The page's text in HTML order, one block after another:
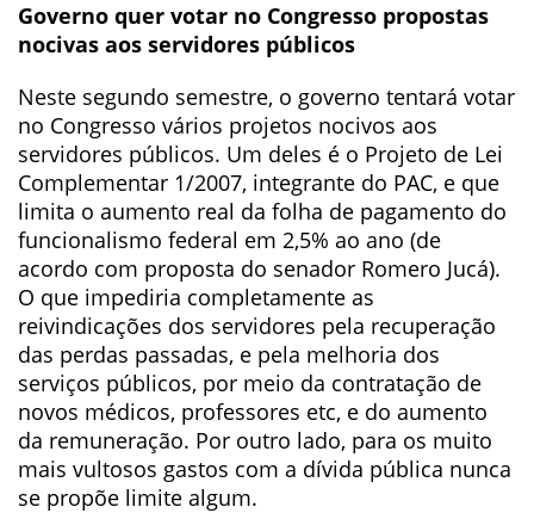
Governo quer votar no Congresso propostas
nocivas aos servidores públicos
Neste segundo semestre, o governo tentará votar
no Congresso vários projetos nocivos aos
servidores públicos. Um deles é o Projeto de Lei
Complementar 1/2007, integrante do PAC, e que
limita o aumento real da folha de pagamento do
funcionalismo federal em 2,5% ao ano (de
acordo com proposta do senador Romero Jucá).
O que impediria completamente as
reivindicações dos servidores pela recuperação
das perdas passadas, e pela melhoria dos
serviços públicos, por meio da contratação de
novos médicos, professores etc, e do aumento
da remuneração. Por outro lado, para os muito
mais vultosos gastos com a dívida pública nunca
se propõe limite algum.